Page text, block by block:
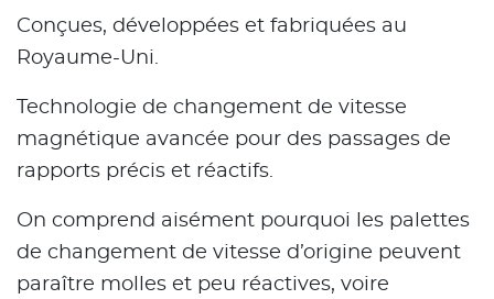
Conçues, développées et fabriquées au
Royaume-Uni.
Technologie de changement de vitesse
magnétique avancée pour des passages de
rapports précis et réactifs.
On comprend aisément pourquoi les palettes
de changement de vitesse d’origine peuvent
paraître molles et peu réactives, voire